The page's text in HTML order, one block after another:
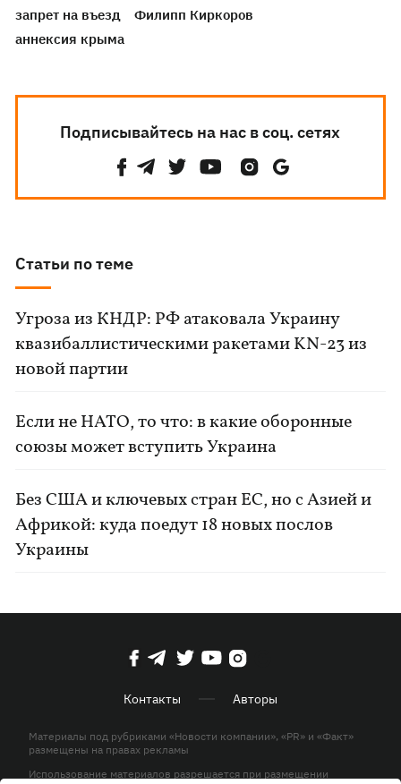
запрет на въезд
Филипп Киркоров
аннексия крыма
Подписывайтесь на нас в соц. сетях
Статьи по теме
Угроза из КНДР: РФ атаковала Украину
квазибаллистическими ракетами KN-23 из
новой партии
Если не НАТО, то что: в какие оборонные
союзы может вступить Украина
Без США и ключевых стран ЕС, но с Азией и
Африкой: куда поедут 18 новых послов
Украины
Контакты Авторы
Материалы под рубриками «Новости компании», «PR» и «Факт»
размещены на правах рекламы
Использование материалов разрешается при размещении